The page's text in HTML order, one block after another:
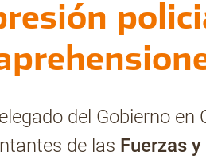
del Gobierno en
de las Fuerzas